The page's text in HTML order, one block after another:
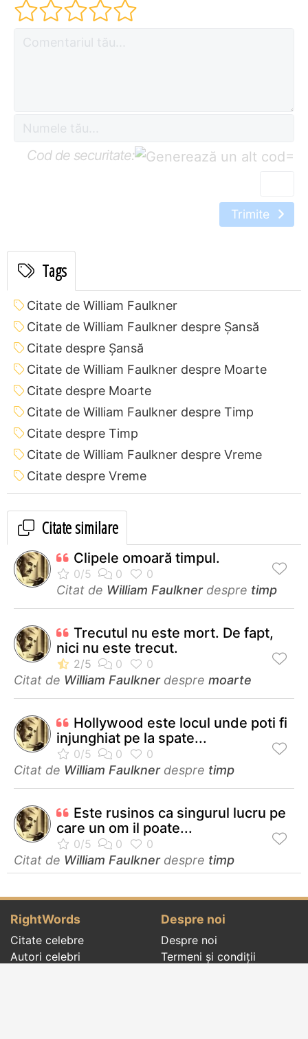
Cod de securitate: =
Trimite
Tags
Citate de William Faulkner
Citate de William Faulkner despre Șansă
Citate despre Șansă
Citate de William Faulkner despre Moarte
Citate despre Moarte
Citate de William Faulkner despre Timp
Citate despre Timp
Citate de William Faulkner despre Vreme
Citate despre Vreme
Citate similare
Clipele omoară timpul.
Citat de William Faulknerdespre timp
Trecutul nu este mort. De fapt,
nici nu este trecut.
Citat de William Faulknerdespre moarte
Hollywood este locul unde poti fi
injunghiat pe la spate...
Citat de William Faulknerdespre timp
Este rusinos ca singurul lucru pe
care un om il poate...
Citat de William Faulknerdespre timp
RightWords
Citate celebre
Autori celebri
Despre noi
Despre noi
Termeni și condiții